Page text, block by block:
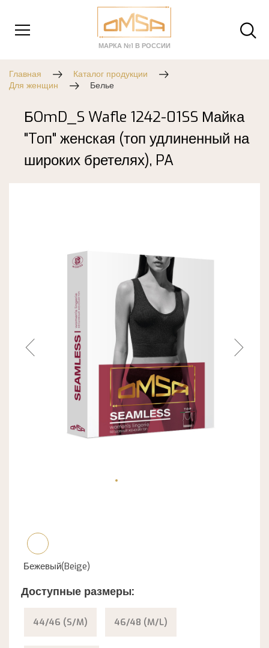
МАРКА №1 В РОССИИ
Главная
Каталог продукции
Для женщин
Белье
БOmD_S Wafle 1242-01SS Майка
"Toп" женская (топ удлиненный на
широких бретелях), PA
Бежевый(Beige)
Доступные размеры:
44/46 (S/M) 46/48 (M/L)